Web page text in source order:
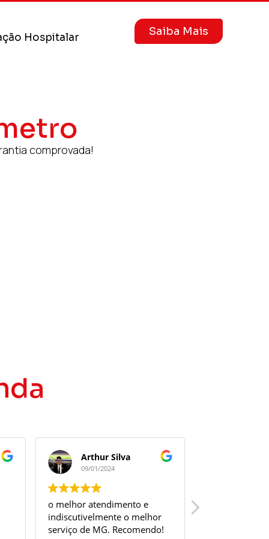
Hospitalar Saiba Mais
comprovada!
Arthur Silva
09/01/2024
o melhor atendimento e
indiscutivelmente o melhor
serviço de MG. Recomendo!